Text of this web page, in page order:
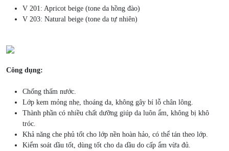
V 201: Apricot beige (tone da hồng đào)
V 203: Natural beige (tone da tự nhiên)
Công dụng:
Chống thấm nước.
Lớp kem mỏng nhẹ, thoáng da, không gây bí lỗ chân lông.
Thành phần có nhiều chất dưỡng giúp da luôn ẩm, không bị khô
tróc.
Khả năng che phủ tốt cho lớp nền hoàn hảo, có thể tán theo lớp.
Kiểm soát dầu tốt, dùng tốt cho da dầu do cấp ẩm vừa đủ.